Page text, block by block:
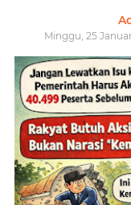
Minggu, 25